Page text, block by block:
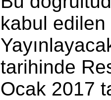
kabul edilen
tarihinde
Ocak 2017